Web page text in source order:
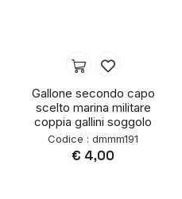
Gallone secondo capo
scelto marina militare
coppia gallini soggolo
Codice : dmmm191
€ 4,00